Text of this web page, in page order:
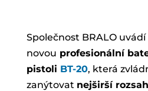
Společnost BRALO
novou profesionální
pistoli BT-20, která
zanýtovat nejširší